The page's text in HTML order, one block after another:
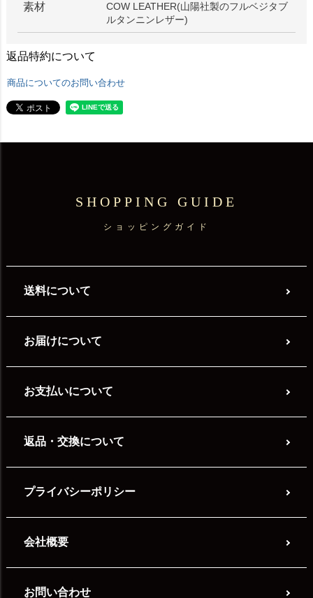
素材
COW LEATHER(山陽社製のフルベジタブ
ルタンニンレザー)
返品特約について
商品についてのお問い合わせ
SHOPPING GUIDE
ショッピングガイド
送料について
お届けについて
お支払いについて
返品・交換について
プライバシーポリシー
会社概要
お問い合わせ